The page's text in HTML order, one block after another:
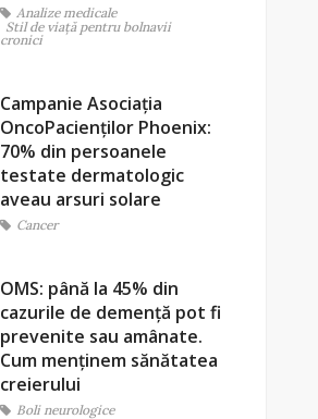
Analize medicale
Stil de viaţă pentru bolnavii
cronici
Campanie Asociația
OncoPacienților Phoenix:
70% din persoanele
testate dermatologic
aveau arsuri solare
Cancer
OMS: până la 45% din
cazurile de demență pot fi
prevenite sau amânate.
Cum menținem sănătatea
creierului
Boli neurologice